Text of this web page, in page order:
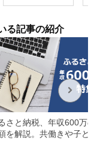
る記事の紹介
さと納税、年収600万の
を解説。共働きや子ども